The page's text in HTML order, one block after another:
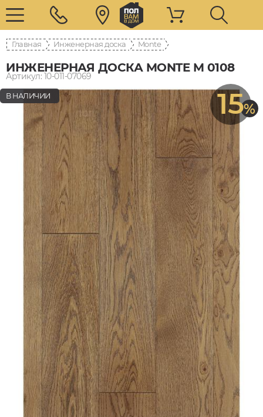
Главная Инженерная доска Monte
ИНЖЕНЕРНАЯ ДОСКА MONTE M 0108
Артикул: 10-011-07069
15%
В НАЛИЧИИ